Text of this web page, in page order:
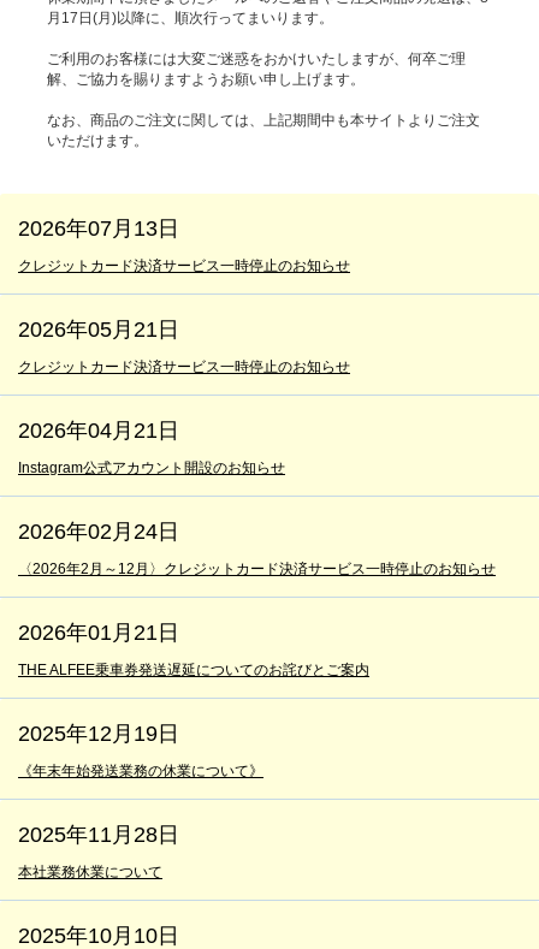
月17日(月)以降に、順次行ってまいります。
ご利用のお客様には大変ご迷惑をおかけいたしますが、何卒ご理
解、ご協力を賜りますようお願い申し上げます。
なお、商品のご注文に関しては、上記期間中も本サイトよりご注文
いただけます。
2026年07月13日
クレジットカード決済サービス一時停止のお知らせ
2026年05月21日
クレジットカード決済サービス一時停止のお知らせ
2026年04月21日
Instagram公式アカウント開設のお知らせ
2026年02月24日
〈2026年2月～12月〉クレジットカード決済サービス一時停止のお知らせ
2026年01月21日
THE ALFEE乗車券発送遅延についてのお詫びとご案内
2025年12月19日
《年末年始発送業務の休業について》
2025年11月28日
本社業務休業について
2025年10月10日